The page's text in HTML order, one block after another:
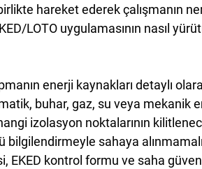
hareket ederek çalışmanın
LOTO uygulamasının nasıl
enerji kaynakları detaylı
buhar, gaz, su veya mekanik
izolasyon noktalarının
bilgilendirmeyle sahaya
EKED kontrol formu ve saha